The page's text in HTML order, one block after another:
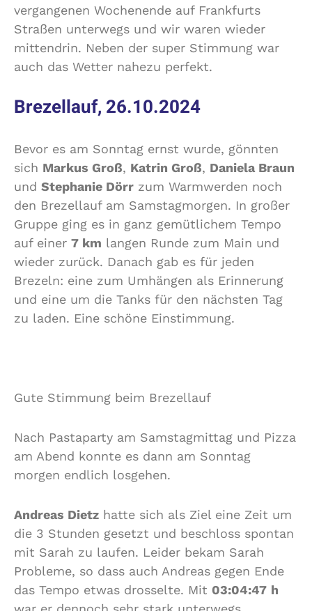
vergangenen Wochenende auf Frankfurts
Straßen unterwegs und wir waren wieder
mittendrin. Neben der super Stimmung war
auch das Wetter nahezu perfekt.
Brezellauf, 26.10.2024
Bevor es am Sonntag ernst wurde, gönnten
sich Markus Groß, Katrin Groß, Daniela Braun
und Stephanie Dörr zum Warmwerden noch
den Brezellauf am Samstagmorgen. In großer
Gruppe ging es in ganz gemütlichem Tempo
auf einer 7 km langen Runde zum Main und
wieder zurück. Danach gab es für jeden
Brezeln: eine zum Umhängen als Erinnerung
und eine um die Tanks für den nächsten Tag
zu laden. Eine schöne Einstimmung.
Gute Stimmung beim Brezellauf
Nach Pastaparty am Samstagmittag und Pizza
am Abend konnte es dann am Sonntag
morgen endlich losgehen.
Andreas Dietz hatte sich als Ziel eine Zeit um
die 3 Stunden gesetzt und beschloss spontan
mit Sarah zu laufen. Leider bekam Sarah
Probleme, so dass auch Andreas gegen Ende
das Tempo etwas drosselte. Mit 03:04:47 h